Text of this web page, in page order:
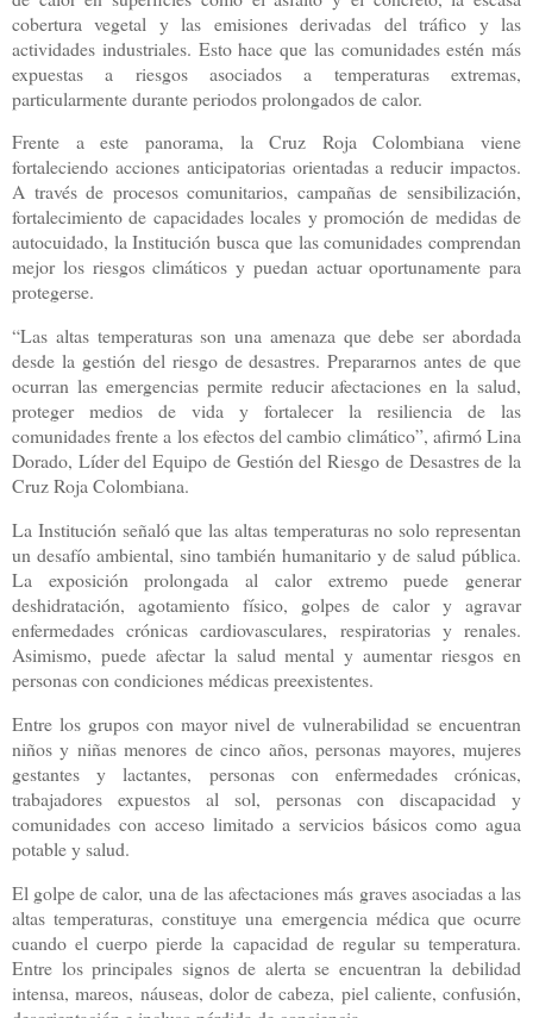
cobertura vegetal y las emisiones derivadas del tráfico y las
actividades industriales. Esto hace que las comunidades estén más
expuestas a riesgos asociados a temperaturas extremas,
particularmente durante periodos prolongados de calor.
Frente a este panorama, la Cruz Roja Colombiana viene
fortaleciendo acciones anticipatorias orientadas a reducir impactos.
A través de procesos comunitarios, campañas de sensibilización,
fortalecimiento de capacidades locales y promoción de medidas de
autocuidado, la Institución busca que las comunidades comprendan
mejor los riesgos climáticos y puedan actuar oportunamente para
protegerse.
“Las altas temperaturas son una amenaza que debe ser abordada
desde la gestión del riesgo de desastres. Prepararnos antes de que
ocurran las emergencias permite reducir afectaciones en la salud,
proteger medios de vida y fortalecer la resiliencia de las
comunidades frente a los efectos del cambio climático”, afirmó Lina
Dorado, Líder del Equipo de Gestión del Riesgo de Desastres de la
Cruz Roja Colombiana.
La Institución señaló que las altas temperaturas no solo representan
un desafío ambiental, sino también humanitario y de salud pública.
La exposición prolongada al calor extremo puede generar
deshidratación, agotamiento físico, golpes de calor y agravar
enfermedades crónicas cardiovasculares, respiratorias y renales.
Asimismo, puede afectar la salud mental y aumentar riesgos en
personas con condiciones médicas preexistentes.
Entre los grupos con mayor nivel de vulnerabilidad se encuentran
niños y niñas menores de cinco años, personas mayores, mujeres
gestantes y lactantes, personas con enfermedades crónicas,
trabajadores expuestos al sol, personas con discapacidad y
comunidades con acceso limitado a servicios básicos como agua
potable y salud.
El golpe de calor, una de las afectaciones más graves asociadas a las
altas temperaturas, constituye una emergencia médica que ocurre
cuando el cuerpo pierde la capacidad de regular su temperatura.
Entre los principales signos de alerta se encuentran la debilidad
intensa, mareos, náuseas, dolor de cabeza, piel caliente, confusión,